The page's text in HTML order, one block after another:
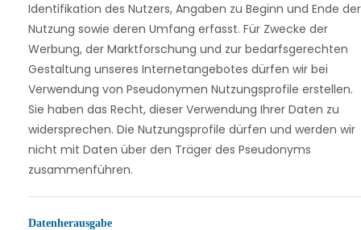
Identifikation des Nutzers, Angaben zu Beginn und Ende der
Nutzung sowie deren Umfang erfasst. Für Zwecke der
Werbung, der Marktforschung und zur bedarfsgerechten
Gestaltung unseres Internetangebotes dürfen wir bei
Verwendung von Pseudonymen Nutzungsprofile erstellen.
Sie haben das Recht, dieser Verwendung Ihrer Daten zu
widersprechen. Die Nutzungsprofile dürfen und werden wir
nicht mit Daten über den Träger des Pseudonyms
zusammenführen.
Datenherausgabe